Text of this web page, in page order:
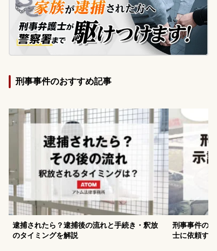
と伝えてきました。依頼者は、このトラブ
ルが大事になり、職場や家庭に知られてし
まうことを強く懸念し、今後の対応につい
て相談するため、当事務所に来所されまし
刑事事件のおすすめ記事
逮捕されたら？逮捕後の流れと手続き・釈放
のタイミングを解説
刑事事件の
士に依頼す